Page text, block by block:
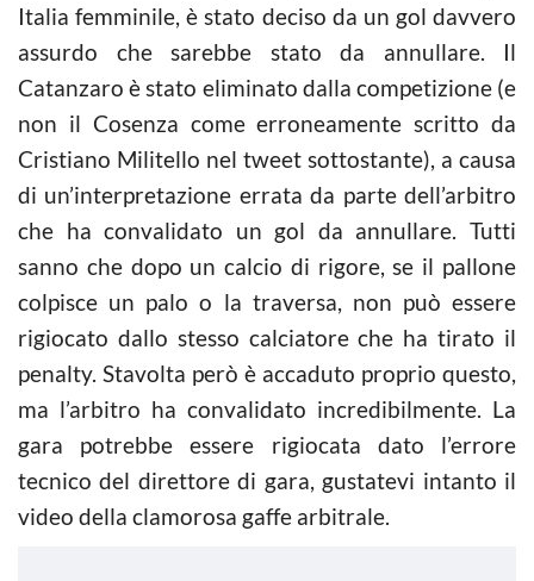
Italia femminile, è stato deciso da un gol davvero
assurdo che sarebbe stato da annullare. Il
Catanzaro è stato eliminato dalla competizione (e
non il Cosenza come erroneamente scritto da
Cristiano Militello nel tweet sottostante), a causa
di un’interpretazione errata da parte dell’arbitro
che ha convalidato un gol da annullare. Tutti
sanno che dopo un calcio di rigore, se il pallone
colpisce un palo o la traversa, non può essere
rigiocato dallo stesso calciatore che ha tirato il
penalty. Stavolta però è accaduto proprio questo,
ma l’arbitro ha convalidato incredibilmente. La
gara potrebbe essere rigiocata dato l’errore
tecnico del direttore di gara, gustatevi intanto il
video della clamorosa gaffe arbitrale.